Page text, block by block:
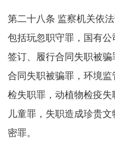
第二十八条 监察机关依
包括玩忽职守罪，国有公
签订、履行合同失职被
合同失职被骗罪，环境
检失职罪，动植物检疫失
儿童罪，失职造成珍贵
密罪。